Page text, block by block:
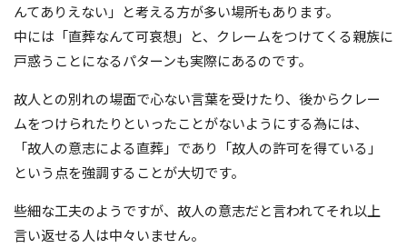
んてありえない」と考える方が多い場所もあります。
中には「直葬なんて可哀想」と、クレームをつけてくる親族に
戸惑うことになるパターンも実際にあるのです。
故人との別れの場面で心ない言葉を受けたり、後からクレー
ムをつけられたりといったことがないようにする為には、
「故人の意志による直葬」であり「故人の許可を得ている」
という点を強調することが大切です。
些細な工夫のようですが、故人の意志だと言われてそれ以上
言い返せる人は中々いません。